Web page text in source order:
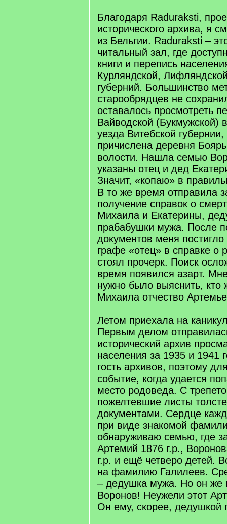
Благодаря Raduraksti,
исторического архива, я
из Бельгии. Raduraksti –
читальный зал, где
книги и перепись
Курляндской,
губерний. Большинство
старообрядцев не
оставалось просмотреть
Вайводской (Букмужской)
уезда Витебской
причислена деревня
волости. Нашла семью
указаны отец и дед
Значит, «копаю» в
В то же время отправила
получение справок о
Михаила и Екатерины,
прабабушки мужа. После
документов меня
графе «отец» в справке о
стоял прочерк. Поиск
время появился азарт.
нужно было выяснить, кто
Михаила отчество
Летом приехала на
Первым делом
исторический архив
населения за 1935 и 1941
гость архивов, поэтому
событие, когда удается
место родоведа. С
пожелтевшие листы
документами. Сердце
при виде знакомой
обнаруживаю семью, где
Артемий 1876 г.р.,
г.р. и ещё четверо детей.
на фамилию Галилеев.
– дедушка мужа. Но он же
Воронов! Неужели этот
Он ему, скорее, дедушкой